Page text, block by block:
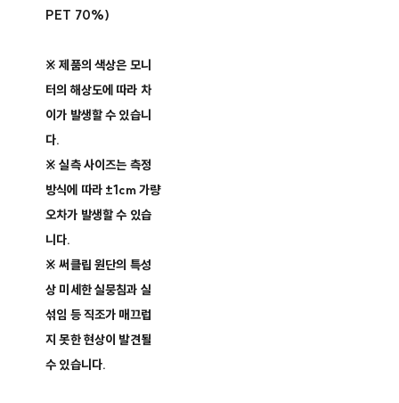
PET 70%)
※ 제품의 색상은 모니
터의 해상도에 따라 차
이가 발생할 수 있습니
다.
※ 실측 사이즈는 측정
방식에 따라 ±1cm 가량
오차가 발생할 수 있습
니다.
※ 써클립 원단의 특성
상 미세한 실뭉침과 실
섞임 등 직조가 매끄럽
지 못한 현상이 발견될
수 있습니다.